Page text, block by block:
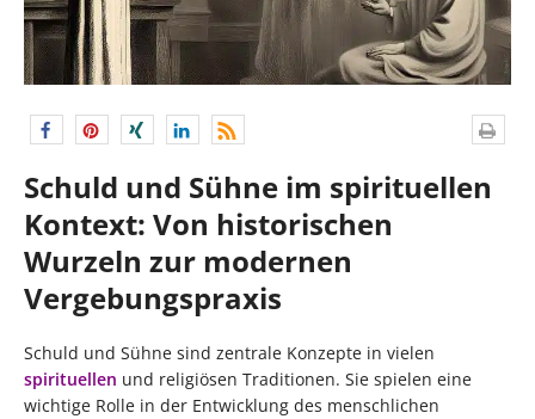
Schuld und Sühne im spirituellen
Kontext: Von historischen
Wurzeln zur modernen
Vergebungspraxis
Schuld und Sühne sind zentrale Konzepte in vielen
spirituellen und religiösen Traditionen. Sie spielen eine
wichtige Rolle in der Entwicklung des menschlichen